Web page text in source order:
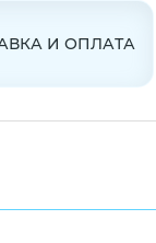
И ОПЛАТА